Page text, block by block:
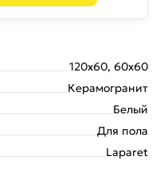
120x60, 60x60
Керамогранит
Белый
Для пола
Laparet